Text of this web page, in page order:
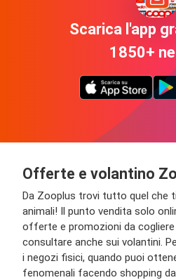
Scarica l'app
1850+
Offerte e volantino
Da Zooplus trovi tutto quel che
animali! Il punto vendita solo
offerte e promozioni da
consultare anche sui volantini.
i negozi fisici, quando puoi
fenomenali facendo shopping